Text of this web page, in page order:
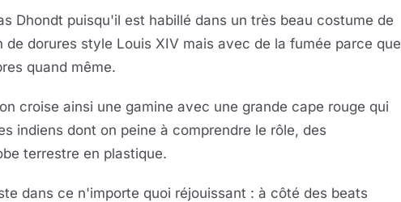
Dhondt puisqu'il est habillé dans un très beau costume de
de dorures style Louis XIV mais avec de la fumée parce que
quand même.
croise ainsi une gamine avec une grande cape rouge qui
indiens dont on peine à comprendre le rôle, des
terrestre en plastique.
dans ce n'importe quoi réjouissant : à côté des beats